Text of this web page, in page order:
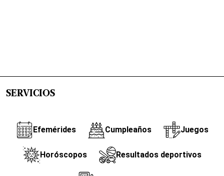
SERVICIOS
Efemérides Cumpleaños Juegos
Horóscopos Resultados deportivos